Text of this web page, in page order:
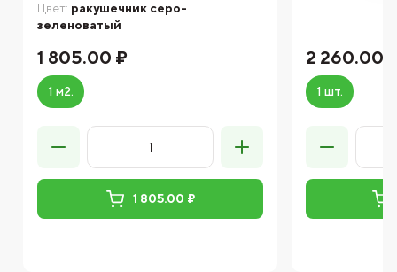
Цвет: ракушечник серо-
зеленоватый
1 805.00 ₽
1 м2.
1 805.00 ₽
2 260.00
1 шт.